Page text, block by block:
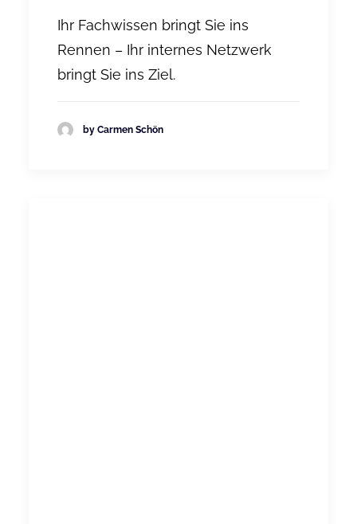
Ihr Fachwissen bringt Sie ins
Rennen – Ihr internes Netzwerk
bringt Sie ins Ziel.
by Carmen Schön